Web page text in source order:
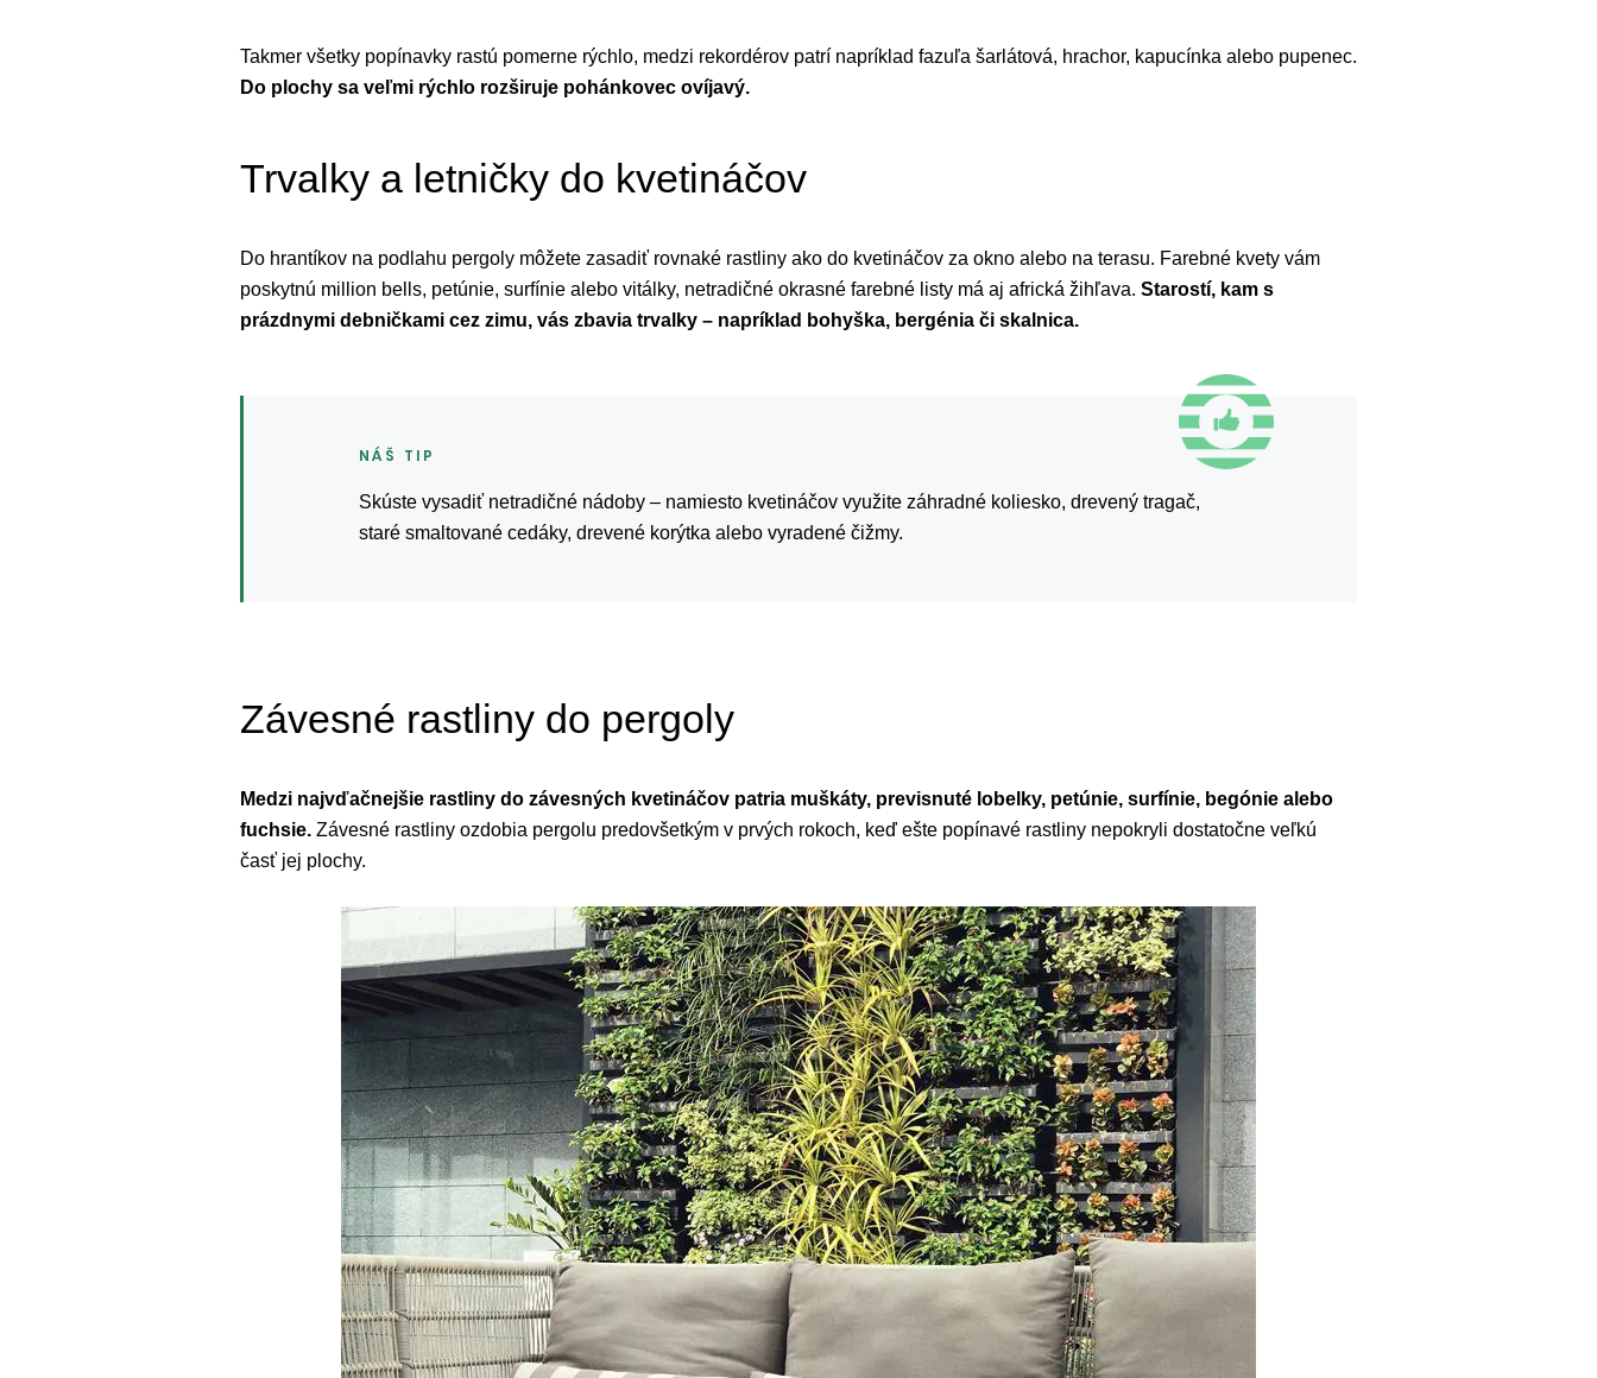
Takmer všetky popínavky rastú pomerne rýchlo, medzi rekordérov patrí napríklad fazuľa šarlátová, hrachor, kapucínka alebo pupenec.
Do plochy sa veľmi rýchlo rozširuje pohánkovec ovíjavý.
Trvalky a letničky do kvetináčov
Do hrantíkov na podlahu pergoly môžete zasadiť rovnaké rastliny ako do kvetináčov za okno alebo na terasu. Farebné kvety vám
poskytnú million bells, petúnie, surfínie alebo vitálky, netradičné okrasné farebné listy má aj africká žihľava. Starostí, kam s
prázdnymi debničkami cez zimu, vás zbavia trvalky – napríklad bohyška, bergénia či skalnica.
Skúste vysadiť netradičné nádoby – namiesto kvetináčov využite záhradné koliesko, drevený tragač,
staré smaltované cedáky, drevené korýtka alebo vyradené čižmy.
Závesné rastliny do pergoly
Medzi najvďačnejšie rastliny do závesných kvetináčov patria muškáty, previsnuté lobelky, petúnie, surfínie, begónie alebo
fuchsie. Závesné rastliny ozdobia pergolu predovšetkým v prvých rokoch, keď ešte popínavé rastliny nepokryli dostatočne veľkú
časť jej plochy.